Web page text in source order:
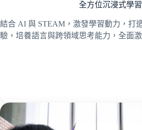
全方位沉浸式學習
結合 AI 與 STEAM，激發學習動力，打
驗，培養語言與跨領域思考能力，全面